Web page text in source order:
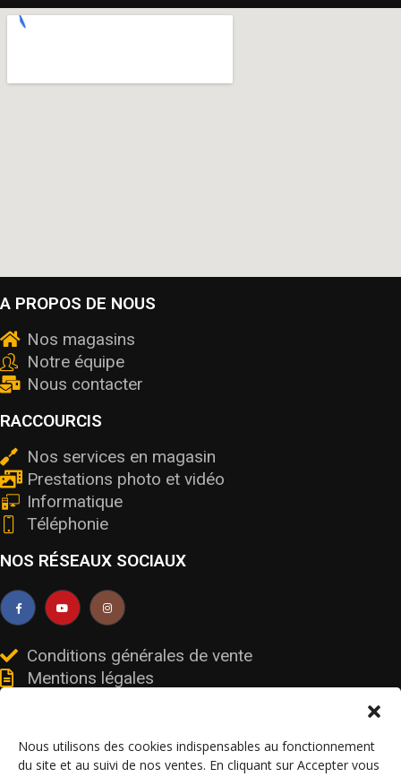
Nous utilisons des cookies indispensables au fonctionnement
du site et au suivi de nos ventes. En cliquant sur Accepter vous
A PROPOS DE NOUS
Nos magasins
Notre équipe
Nous contacter
RACCOURCIS
Nos services en magasin
Prestations photo et vidéo
Informatique
Téléphonie
NOS RÉSEAUX SOCIAUX
Conditions générales de vente
Mentions légales